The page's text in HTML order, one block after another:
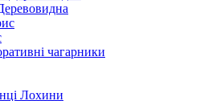
чагарники